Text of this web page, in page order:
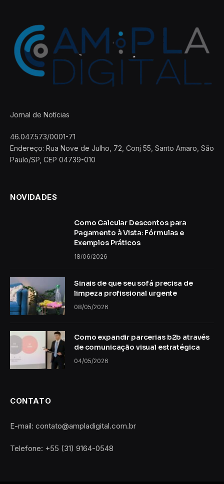
Jornal de Notícias
46.047.573/0001-71
Endereço: Rua Nove de Julho, 72, Conj 55, Santo Amaro, São
Paulo/SP, CEP 04739-010
NOVIDADES
Como Calcular Descontos para
Pagamento à Vista: Fórmulas e
Exemplos Práticos
18/06/2026
Sinais de que seu sofá precisa de
limpeza profissional urgente
08/05/2026
Como expandir parcerias b2b através
de comunicação visual estratégica
04/05/2026
CONTATO
E-mail: contato@ampladigital.com.br
Telefone: +55 (31) 9164-0548